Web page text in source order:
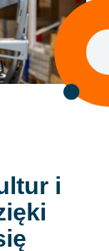
i